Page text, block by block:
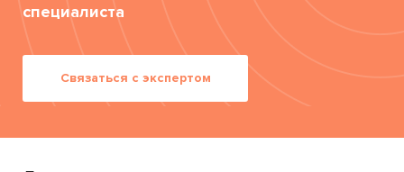
специалиста
Связаться с экспертом